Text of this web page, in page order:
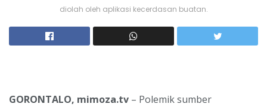
diolah oleh aplikasi kecerdasan buatan.
GORONTALO, mimoza.tv – Polemik sumber